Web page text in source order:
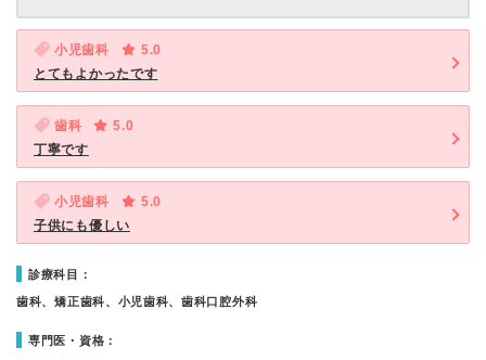
小児歯科
5.0
とてもよかったです
歯科
5.0
丁寧です
小児歯科
5.0
子供にも優しい
診療科目：
歯科、矯正歯科、小児歯科、歯科口腔外科
専門医・資格：